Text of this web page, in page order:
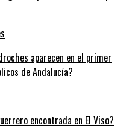
aparecen en el primer
de Andalucía?
encontrada en El Viso?